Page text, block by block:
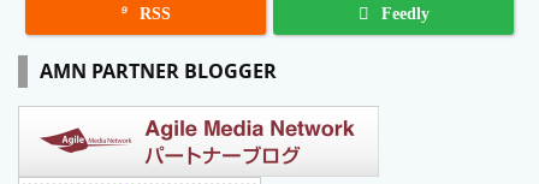
 RSS Feedly
AMN PARTNER BLOGGER